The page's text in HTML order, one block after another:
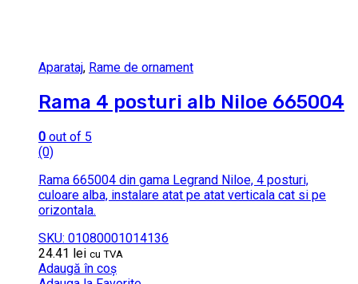
Aparataj, Rame de ornament
Rama 4 posturi alb Niloe 665004
0 out of 5
(0)
Rama 665004 din gama Legrand Niloe, 4 posturi,
culoare alba, instalare atat pe atat verticala cat si pe
orizontala.
SKU: 01080001014136
24.41 lei cu TVA
Adaugă în coș